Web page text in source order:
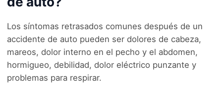
Los síntomas retrasados comunes después de un
accidente de auto pueden ser dolores de cabeza,
mareos, dolor interno en el pecho y el abdomen,
hormigueo, debilidad, dolor eléctrico punzante y
problemas para respirar.